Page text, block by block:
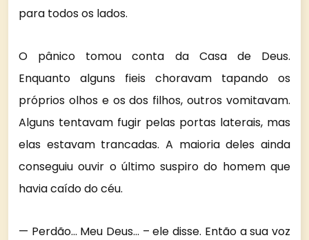
para todos os lados.
O pânico tomou conta da Casa de Deus.
Enquanto alguns fieis choravam tapando os
próprios olhos e os dos filhos, outros vomitavam.
Alguns tentavam fugir pelas portas laterais, mas
elas estavam trancadas. A maioria deles ainda
conseguiu ouvir o último suspiro do homem que
havia caído do céu.
— Perdão… Meu Deus… – ele disse. Então a sua voz